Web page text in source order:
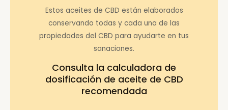
Estos aceites de CBD están elaborados
conservando todas y cada una de las
propiedades del CBD para ayudarte en tus
sanaciones.
Consulta la calculadora de
dosificación de aceite de CBD
recomendada